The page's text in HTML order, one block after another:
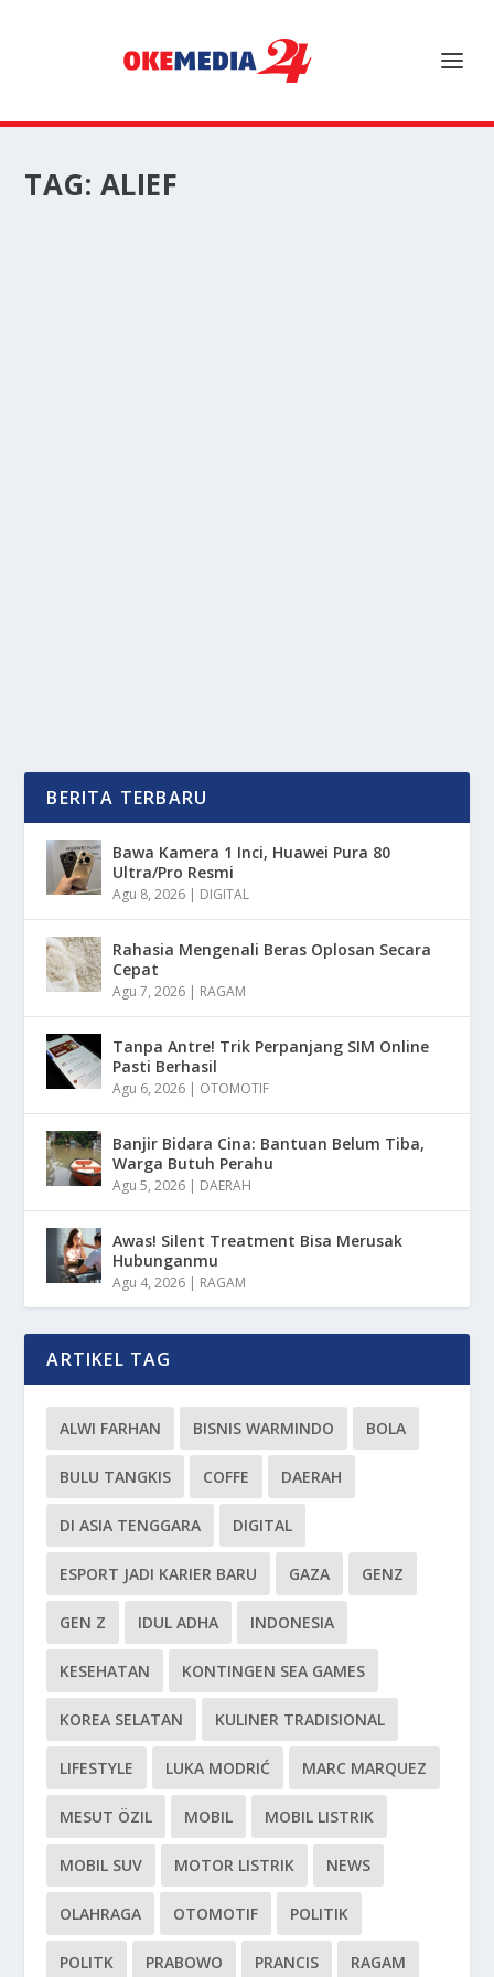
TAG: ALIEF
BERITA TERBARU
Bawa Kamera 1 Inci, Huawei Pura 80
Ultra/Pro Resmi
Agu 8, 2026 | DIGITAL
Rahasia Mengenali Beras Oplosan Secara
Cepat
Agu 7, 2026 | RAGAM
Tanpa Antre! Trik Perpanjang SIM Online
Pasti Berhasil
Agu 6, 2026 | OTOMOTIF
Banjir Bidara Cina: Bantuan Belum Tiba,
Warga Butuh Perahu
Agu 5, 2026 | DAERAH
Awas! Silent Treatment Bisa Merusak
Hubunganmu
Agu 4, 2026 | RAGAM
ARTIKEL TAG
ALWI FARHAN BISNIS WARMINDO BOLA
BULU TANGKIS COFFE DAERAH
DI ASIA TENGGARA DIGITAL
ESPORT JADI KARIER BARU GAZA GENZ
GEN Z IDUL ADHA INDONESIA
KESEHATAN KONTINGEN SEA GAMES
KOREA SELATAN KULINER TRADISIONAL
LIFESTYLE LUKA MODRIĆ MARC MARQUEZ
MESUT ÖZIL MOBIL MOBIL LISTRIK
MOBIL SUV MOTOR LISTRIK NEWS
OLAHRAGA OTOMOTIF POLITIK
POLITK PRABOWO PRANCIS RAGAM